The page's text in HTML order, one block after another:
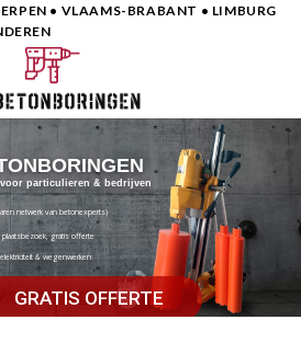
• VLAAMS-BRABANT • LIMBURG
particulieren & bedrijven
netwerk van betonexperts)
plaatsbezoek, gratis offerte
& wegenwerken
GRATIS OFFERTE